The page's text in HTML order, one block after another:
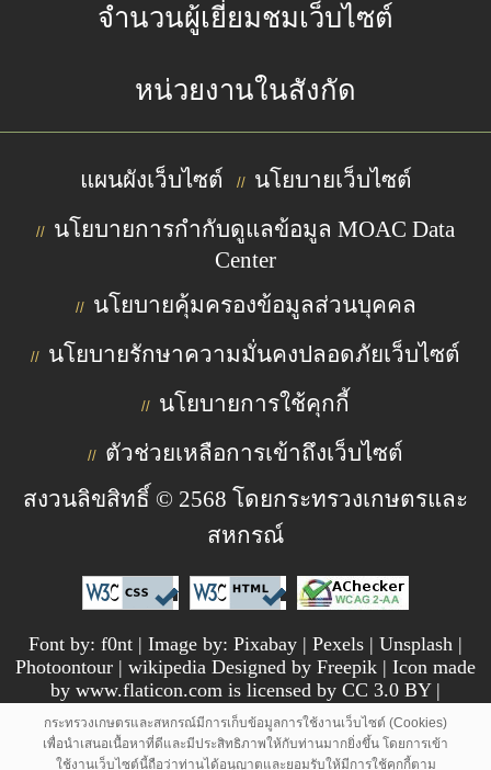
จำนวนผู้เยี่ยมชมเว็บไซต์
หน่วยงานในสังกัด
แผนผังเว็บไซต์ // นโยบายเว็บไซต์
// นโยบายการกำกับดูแลข้อมูล MOAC Data
Center
// นโยบายคุ้มครองข้อมูลส่วนบุคคล
// นโยบายรักษาความมั่นคงปลอดภัยเว็บไซต์
// นโยบายการใช้คุกกี้
// ตัวช่วยเหลือการเข้าถึงเว็บไซต์
สงวนลิขสิทธิ์ © 2568 โดยกระทรวงเกษตรและ
สหกรณ์
Font by: f0nt | Image by: Pixabay | Pexels | Unsplash |
Photoontour | wikipedia Designed by Freepik | Icon made
by www.flaticon.com is licensed by CC 3.0 BY |
pngtree.com
กระทรวงเกษตรและสหกรณ์มีการเก็บข้อมูลการใช้งานเว็บไซต์ (Cookies)
เพื่อนำเสนอเนื้อหาที่ดีและมีประสิทธิภาพให้กับท่านมากยิ่งขึ้น โดยการเข้า
ใช้งานเว็บไซต์นี้ถือว่าท่านได้อนุญาตและยอมรับให้มีการใช้คุกกี้ตาม